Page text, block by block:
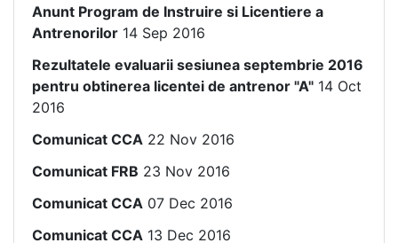
Anunt Program de Instruire si Licentiere a
Antrenorilor 14 Sep 2016
Rezultatele evaluarii sesiunea septembrie 2016
pentru obtinerea licentei de antrenor "A" 14 Oct
2016
Comunicat CCA 22 Nov 2016
Comunicat FRB 23 Nov 2016
Comunicat CCA 07 Dec 2016
Comunicat CCA 13 Dec 2016